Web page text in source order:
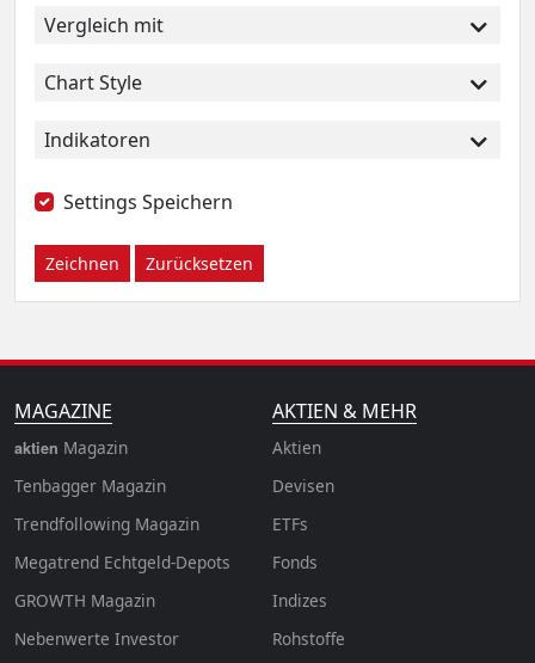
Vergleich mit
Chart Style
Indikatoren
Settings Speichern
Zeichnen Zurücksetzen
MAGAZINE
aktien Magazin
Tenbagger Magazin
Trendfollowing Magazin
Megatrend Echtgeld-Depots
GROWTH Magazin
Nebenwerte Investor
AKTIEN & MEHR
Aktien
Devisen
ETFs
Fonds
Indizes
Rohstoffe